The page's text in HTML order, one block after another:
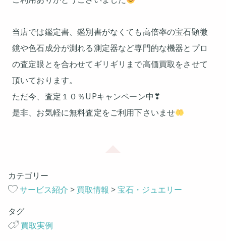
当店では鑑定書、鑑別書がなくても高倍率の宝石顕微
鏡や色石成分が測れる測定器など専門的な機器とプロ
の査定眼とを合わせてギリギリまで高価買取をさせて
頂いております。
ただ今、査定１０％UPキャンペーン中❣
是非、お気軽に無料査定をご利用下さいませ
カテゴリー
サービス紹介 > 買取情報 >宝石・ジュエリー
タグ
買取実例